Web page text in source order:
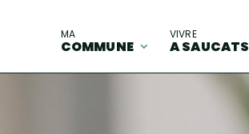
MA
COMMUNE
VIVRE
A SAUCATS